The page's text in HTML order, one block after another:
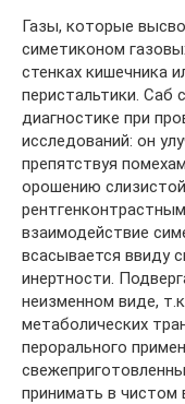
Газы, которые
симетиконом
стенках кишечника
перистальтики. Саб
диагностике при
исследований: он
препятствуя
орошению
взаимодействие
всасывается ввиду
инертности.
неизменном виде,
метаболических
перорального
принимать в чистом